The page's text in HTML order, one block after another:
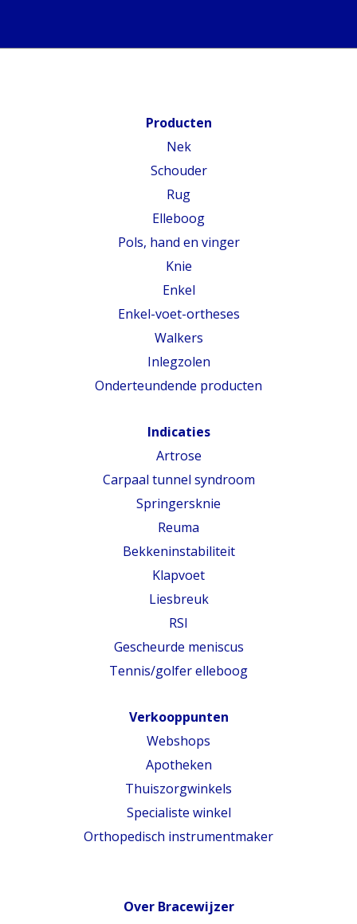
Producten
Nek
Schouder
Rug
Elleboog
Pols, hand en vinger
Knie
Enkel
Enkel-voet-ortheses
Walkers
Inlegzolen
Onderteundende producten
Indicaties
Artrose
Carpaal tunnel syndroom
Springersknie
Reuma
Bekkeninstabiliteit
Klapvoet
Liesbreuk
RSI
Gescheurde meniscus
Tennis/golfer elleboog
Verkooppunten
Webshops
Apotheken
Thuiszorgwinkels
Specialiste winkel
Orthopedisch instrumentmaker
Over Bracewijzer